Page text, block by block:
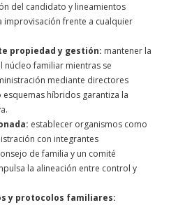
del candidato y lineamientos
improvisación frente a cualquier
propiedad y gestión: mantener la
familiar mientras se
mediante directores
esquemas híbridos garantiza la
establecer organismos como
con integrantes
de familia y un comité
la alineación entre control y
y protocolos familiares: